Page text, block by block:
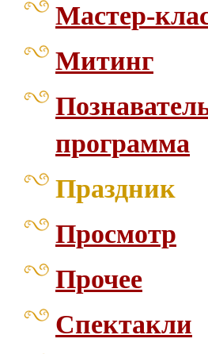
Мастер-
Митинг
программа
Праздник
Просмотр
Прочее
Спектакли